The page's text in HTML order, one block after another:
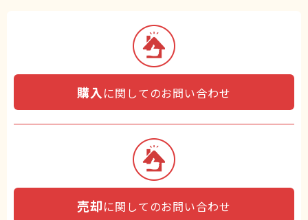
購入 に関してのお問い合わせ
売却に関してのお問い合わせ